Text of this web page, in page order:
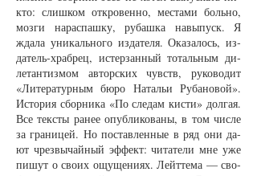
кто: слиш­ком от­кро­вен­но, мес­та­ми боль­но,
моз­ги на­рас­паш­ку, ру­баш­ка на­вы­пуск. Я
жда­ла уни­каль­но­го из­да­те­ля. Ока­за­лось, из­
да­тель-храб­рец, ис­тер­зан­ный то­таль­ным ди­
ле­тан­тиз­мом ав­тор­ских чувств, ру­ко­во­дит
«Ли­те­ра­тур­ным бю­ро На­тальи Ру­ба­но­вой».
Ис­то­рия сбор­ни­ка «По сле­дам кис­ти» дол­гая.
Все тек­с­ты ра­нее опуб­ли­ко­ва­ны, в том чис­ле
за гра­ни­цей. Но по­став­лен­ные в ряд они да­
ют чрез­вы­чай­ный эф­фект: чи­та­те­ли мне уже
пи­шут о сво­их ощу­ще­ни­ях. Лейт­те­ма — сво­